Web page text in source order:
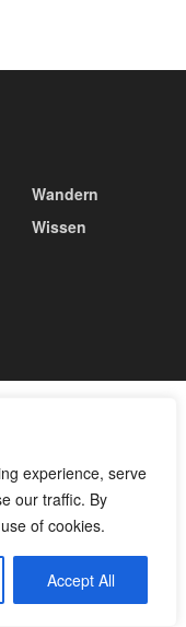
experience, serve
our traffic. By
of cookies.
Accept All
Wandern
Wissen